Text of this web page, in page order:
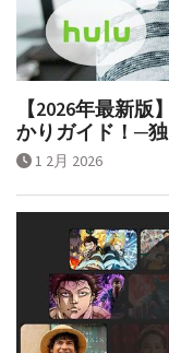
【2026年最新
かりガイド！─
1 2月 2026